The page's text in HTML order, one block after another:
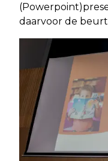
daarvoor de